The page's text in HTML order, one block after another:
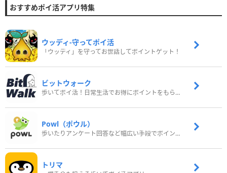
おすすめポイ活アプリ特集
ウッディ‐守ってポイ活
「ウッディ」を守ってお世話してポイントゲット！
ビットウォーク
歩いてポイ活！日常生活でお得にポイントをもらおう
Powl（ポウル）
歩いたりアンケート回答など幅広い手段でポイントをゲット
トリマ